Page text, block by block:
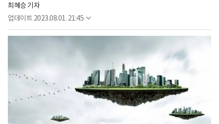
최혜승 기자
업데이트 2023.08.01. 21:45